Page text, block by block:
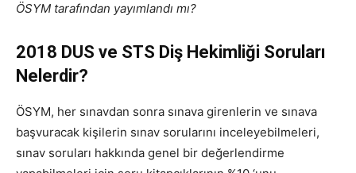
ÖSYM tarafından yayımlandı mı?
2018 DUS ve STS Diş Hekimliği Soruları
Nelerdir?
ÖSYM, her sınavdan sonra sınava girenlerin ve sınava
başvuracak kişilerin sınav sorularını inceleyebilmeleri,
sınav soruları hakkında genel bir değerlendirme